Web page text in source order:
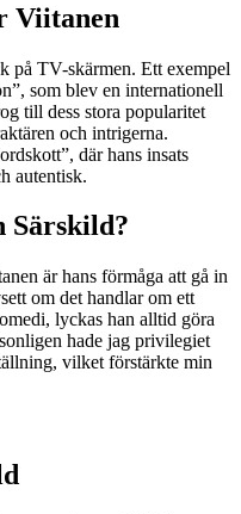
Viitanen
på TV-skärmen. Ett exempel
som blev en internationell
till dess stora popularitet
och intrigerna.
där hans insats
autentisk.
Särskild?
är hans förmåga att gå in
om det handlar om ett
lyckas han alltid göra
hade jag privilegiet
vilket förstärkte min